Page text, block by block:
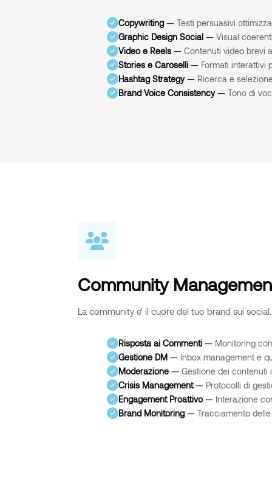
Copywriting— Testi persuasivi
Graphic Design Social— Visual
Video e Reels— Contenuti video brevi
Stories e Caroselli— Formati interattivi
Hashtag Strategy— Ricerca e
Brand Voice Consistency— Tono di
Community
La community e' il cuore del tuo brand sui
Risposta ai Commenti— Monitoring
Gestione DM— Inbox management e
Moderazione— Gestione dei contenuti
Crisis Management— Protocolli di
Engagement Proattivo— Interazione
Brand Monitoring— Tracciamento